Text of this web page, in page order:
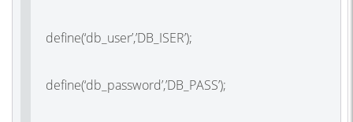
define(‘db_user’,’DB_ISER’);
define(‘db_password’,’DB_PASS’);